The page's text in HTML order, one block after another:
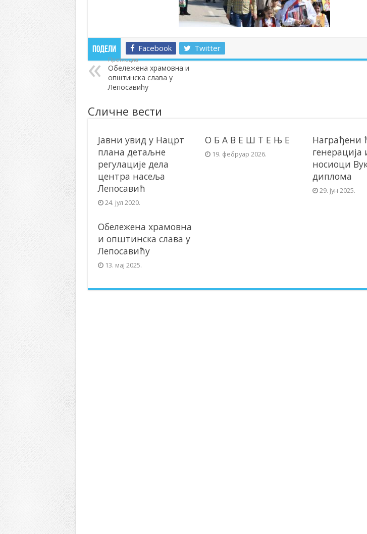
Подели Facebook Twitter
Претходна
Обележена храмовна и
општинска слава у
Лепосавићу
Сличне вести
Јавни увид у Нацрт
плана детаљне
регулације дела
центра насеља
Лепосавић
24. јул 2020.
О Б А В Е Ш Т Е Њ Е
19. фебруар 2026.
Награђени
генерација
носиоци
диплома
29. јун 2025.
Обележена храмовна
и општинска слава у
Лепосавићу
13. мај 2025.